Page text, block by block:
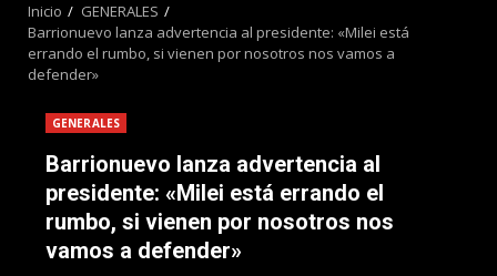
Inicio
GENERALES
Barrionuevo lanza advertencia al presidente: «Milei está
errando el rumbo, si vienen por nosotros nos vamos a
defender»
GENERALES
Barrionuevo lanza advertencia al
presidente: «Milei está errando el
rumbo, si vienen por nosotros nos
vamos a defender»